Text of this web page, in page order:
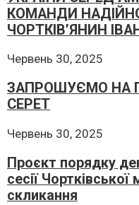
КОМАНДИ
ЧОРТКІВ’ЯНИН
Червень 30, 2025
ЗАПРОШУЄМО НА
СЕРЕТ
Червень 30, 2025
Проєкт порядку
сесії Чортківської
скликання